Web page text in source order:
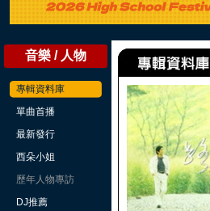
音樂 / 人物
專輯資料庫
單曲首播
最新發行
西朵小姐
歷年人物專訪
DJ推薦